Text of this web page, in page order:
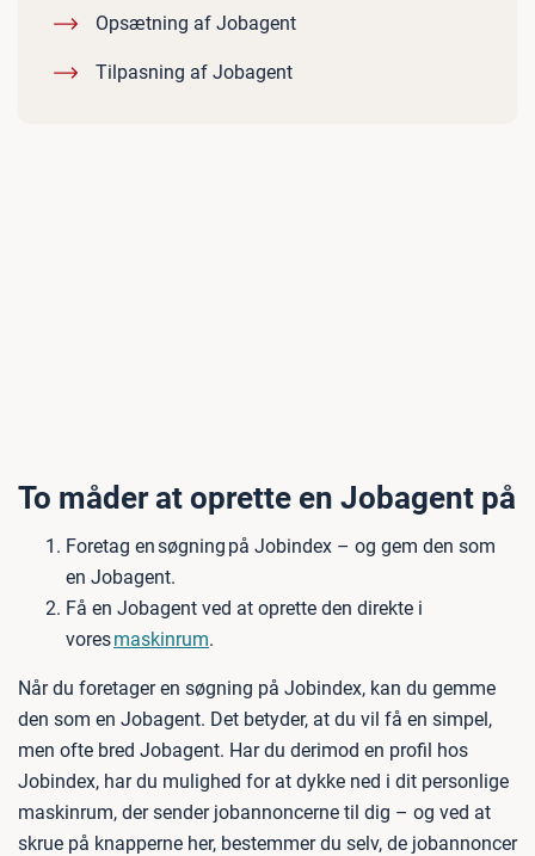
Opsætning af Jobagent
Tilpasning af Jobagent
To måder at oprette en Jobagent på
Foretag en søgning på Jobindex – og gem den som
en Jobagent.
Få en Jobagent ved at oprette den direkte i
voresmaskinrum.
Når du foretager en søgning på Jobindex, kan du gemme
den som en Jobagent. Det betyder, at du vil få en simpel,
men ofte bred Jobagent. Har du derimod en profil hos
Jobindex, har du mulighed for at dykke ned i dit personlige
maskinrum, der sender jobannoncerne til dig – og ved at
skrue på knapperne her, bestemmer du selv, de jobannoncer